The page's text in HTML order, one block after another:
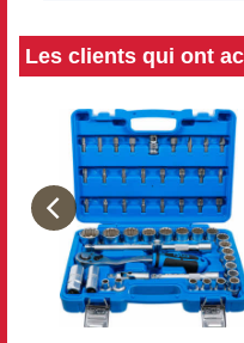
Les clients qui ont